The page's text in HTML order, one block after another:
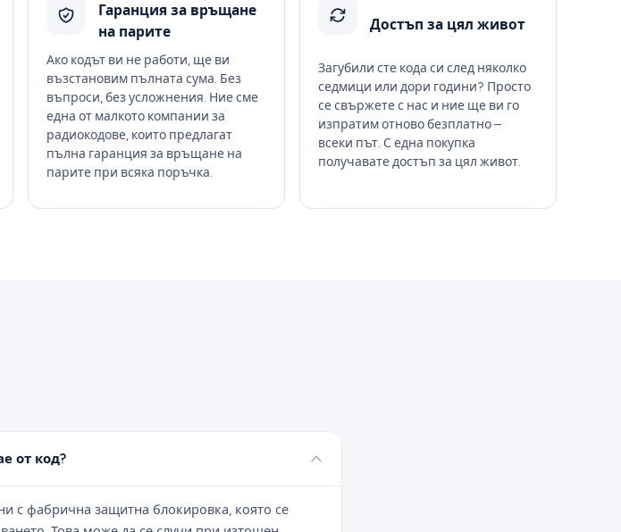
Гаранция за връщане
на парите
Ако кодът ви не работи, ще ви
възстановим пълната сума. Без
въпроси, без усложнения. Ние сме
една от малкото компании за
радиокодове, които предлагат
пълна гаранция за връщане на
парите при всяка поръчка.
Достъп за цял живот
Загубили сте кода си след няколко
седмици или дори години? Просто
се свържете с нас и ние ще ви го
изпратим отново безплатно –
всеки път. С една покупка
получавате достъп за цял живот.
от код?
с фабрична защитна блокировка, която се